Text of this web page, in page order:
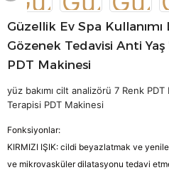
Güzellik Ev Spa
Gözenek Tedavisi Anti
PDT Makinesi
yüz bakımı cilt analizörü 7 Renk PDT
Terapisi PDT Makinesi
Fonksiyonlar:
KIRMIZI IŞIK: cildi beyazlatmak ve
ve mikrovasküler dilatasyonu tedavi